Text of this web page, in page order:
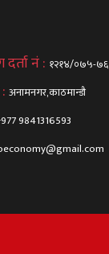
नं : १२१४/०७५-७६
अनामनगर,काठमान्डौ
9841316593